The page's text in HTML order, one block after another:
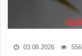
03.08.2026 556